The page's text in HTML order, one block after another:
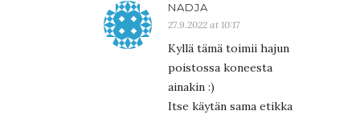
NADJA
27.9.2022 at 10:17
Kyllä tämä toimii hajun
poistossa koneesta
ainakin :)
Itse käytän sama etikka